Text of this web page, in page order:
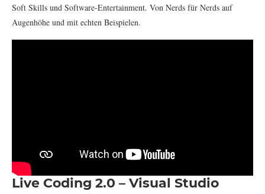
Soft Skills und Software-Entertainment. Von Nerds für Nerds auf
Augenhöhe und mit echten Beispielen.
Live Coding 2.0 – Visual Studio